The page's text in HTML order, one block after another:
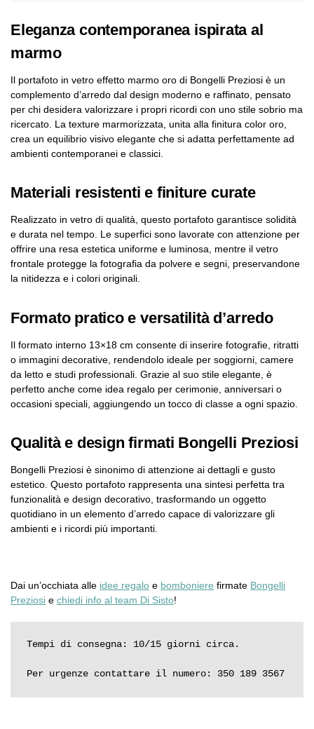
Eleganza contemporanea ispirata al
marmo
Il portafoto in vetro effetto marmo oro di Bongelli Preziosi è un
complemento d’arredo dal design moderno e raffinato, pensato
per chi desidera valorizzare i propri ricordi con uno stile sobrio ma
ricercato. La texture marmorizzata, unita alla finitura color oro,
crea un equilibrio visivo elegante che si adatta perfettamente ad
ambienti contemporanei e classici.
Materiali resistenti e finiture curate
Realizzato in vetro di qualità, questo portafoto garantisce solidità
e durata nel tempo. Le superfici sono lavorate con attenzione per
offrire una resa estetica uniforme e luminosa, mentre il vetro
frontale protegge la fotografia da polvere e segni, preservandone
la nitidezza e i colori originali.
Formato pratico e versatilità d’arredo
Il formato interno 13×18 cm consente di inserire fotografie, ritratti
o immagini decorative, rendendolo ideale per soggiorni, camere
da letto e studi professionali. Grazie al suo stile elegante, è
perfetto anche come idea regalo per cerimonie, anniversari o
occasioni speciali, aggiungendo un tocco di classe a ogni spazio.
Qualità e design firmati Bongelli Preziosi
Bongelli Preziosi è sinonimo di attenzione ai dettagli e gusto
estetico. Questo portafoto rappresenta una sintesi perfetta tra
funzionalità e design decorativo, trasformando un oggetto
quotidiano in un elemento d’arredo capace di valorizzare gli
ambienti e i ricordi più importanti.
Dai un’occhiata alle idee regalo e bomboniere firmate Bongelli
Preziosi e chiedi info al team Di Sisto!
Tempi di consegna: 10/15 giorni circa.
Per urgenze contattare il numero: 350 189 3567